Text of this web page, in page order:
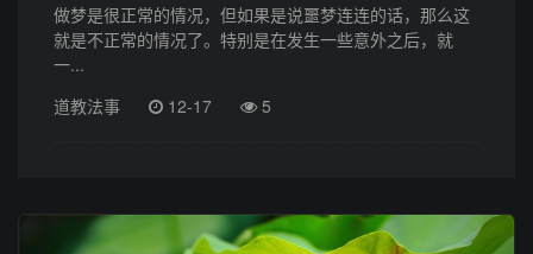
做梦是很正常的情况，但如果是说噩梦连连的话，那么这
就是不正常的情况了。特别是在发生一些意外之后，就
一...
道教法事
12-17 5